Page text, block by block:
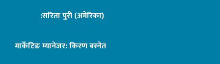
:सरिता पुरी (अमेरिका)
मार्केटिङ म्यानेजर: किरण बस्नेत